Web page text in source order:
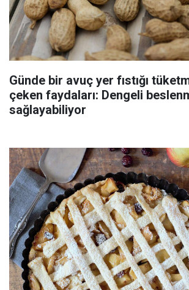
Günde bir avuç yer fıstığı
çeken faydaları: Dengeli
sağlayabiliyor